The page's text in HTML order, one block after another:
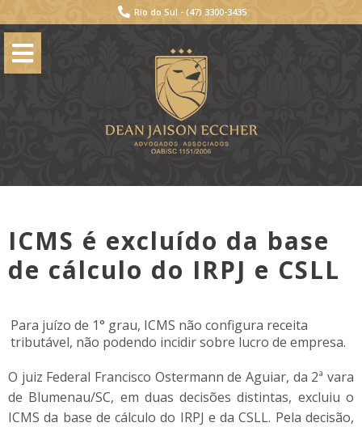
Rio do Sul - (47) 3300-3435
ICMS é excluído da base
de cálculo do IRPJ e CSLL
Para juízo de 1° grau, ICMS não configura receita
tributável, não podendo incidir sobre lucro de empresa.
O juiz Federal Francisco Ostermann de Aguiar, da 2ª vara
de Blumenau/SC, em duas decisões distintas, excluiu o
ICMS da base de cálculo do IRPJ e da CSLL. Pela decisão,